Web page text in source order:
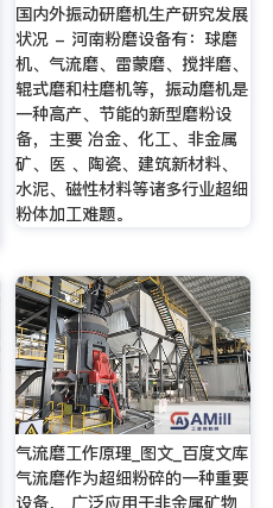
国内外振动研磨机生产研究发展
状况 - 河南粉磨设备有：球磨
机、气流磨、雷蒙磨、搅拌磨、
辊式磨和柱磨机等，振动磨机是
一种高产、节能的新型磨粉设
备，主要 冶金、化工、非金属
矿、医 、陶瓷、建筑新材料、
水泥、磁性材料等诸多行业超细
粉体加工难题。
气流磨工作原理_图文_百度文库
气流磨作为超细粉碎的一种重要